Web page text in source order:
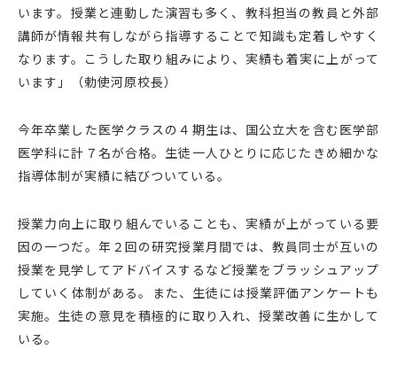
います。授業と連動した演習も多く、教科担当の教員と外部
講師が情報共有しながら指導することで知識も定着しやすく
なります。こうした取り組みにより、実績も着実に上がって
います」（勅使河原校長）
今年卒業した医学クラスの４期生は、国公立大を含む医学部
医学科に計７名が合格。生徒一人ひとりに応じたきめ細かな
指導体制が実績に結びついている。
授業力向上に取り組んでいることも、実績が上がっている要
因の一つだ。年２回の研究授業月間では、教員同士が互いの
授業を見学してアドバイスするなど授業をブラッシュアップ
していく体制がある。また、生徒には授業評価アンケートも
実施。生徒の意見を積極的に取り入れ、授業改善に生かして
いる。